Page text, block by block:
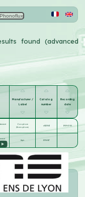
found (advanced
Manufacturer /
Label
Catalog
number
Recording
date
Zonophone
(Gramophone)
x81236II 1909-07-05
Aspir 10361-117